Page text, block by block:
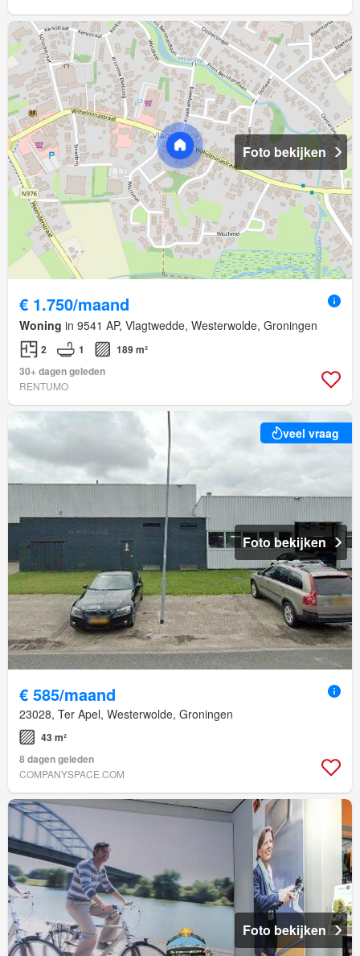
Foto bekijken
€ 1.750/maand
Woning in 9541 AP, Vlagtwedde, Westerwolde, Groningen
2 1
189 m²
30+ dagen geleden
RENTUMO
veel vraag
Foto bekijken
€ 585/maand
23028, Ter Apel, Westerwolde, Groningen
43 m²
8 dagen geleden
COMPANYSPACE.COM
Foto bekijken